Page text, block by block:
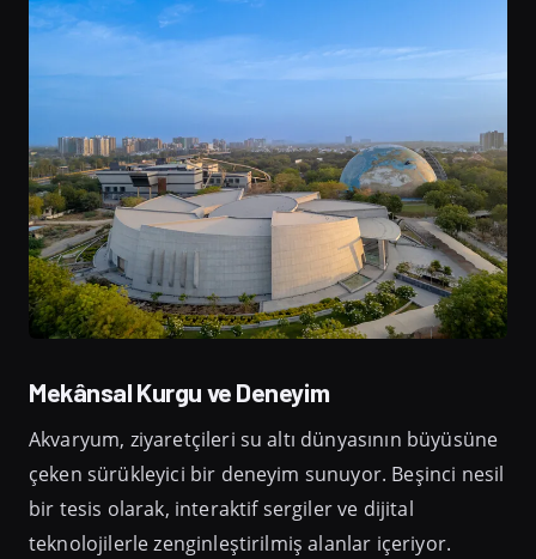
Mekânsal Kurgu ve Deneyim
Akvaryum, ziyaretçileri su altı dünyasının büyüsüne
çeken sürükleyici bir deneyim sunuyor. Beşinci nesil
bir tesis olarak, interaktif sergiler ve dijital
teknolojilerle zenginleştirilmiş alanlar içeriyor.